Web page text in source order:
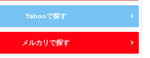
Yahooで探す
メルカリで探す